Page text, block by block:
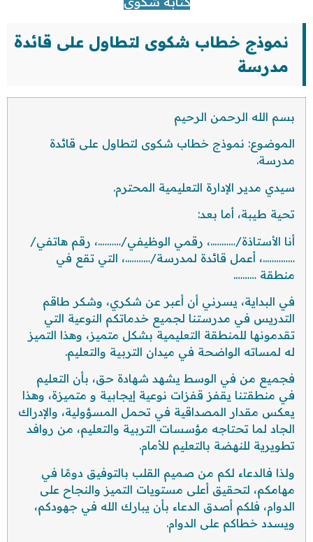
نموذج خطاب شكوى لتطاول على قائدة
مدرسة
بسم الله الرحمن الرحيم
الموضوع: نموذج خطاب شكوى لتطاول على قائدة
مدرسة.
سيدي مدير الإدارة التعليمية المحترم.
تحية طيبة، أما بعد:
أنا الأستاذة/………..، رقمي الوظيفي/……….، رقم هاتفي/
…………..، أعمل قائدة لمدرسة/………..، التي تقع في
منطقة ……….
في البداية، يسرني أن أعبر عن شكري، وشكر طاقم
التدريس في مدرستنا لجميع خدماتكم النوعية التي
تقدمونها للمنطقة التعليمية بشكل متميز، وهذا التميز
له لمساته الواضحة في ميدان التربية والتعليم.
فجميع من في الوسط يشهد شهادة حق، بأن التعليم
في منطقتنا يقفز قفزات نوعية إيجابية و متميزة، وهذا
يعكس مقدار المصداقية في تحمل المسؤولية، والإدراك
الجاد لما تحتاجه مؤسسات التربية والتعليم، من روافد
تطويرية للنهضة بالتعليم للأمام.
ولذا فالدعاء لكم من صميم القلب بالتوفيق دومًا في
مهامكم، لتحقيق أعلى مستويات التميز والنجاح على
الدوام، فلكم أصدق الدعاء بأن يبارك الله في جهودكم،
ويسدد خطاكم على الدوام.